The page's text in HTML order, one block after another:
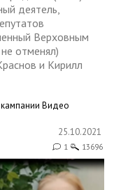
деятель,
Верховным
отменял)
и Кирилл
Видео
25.10.2021
1 13696